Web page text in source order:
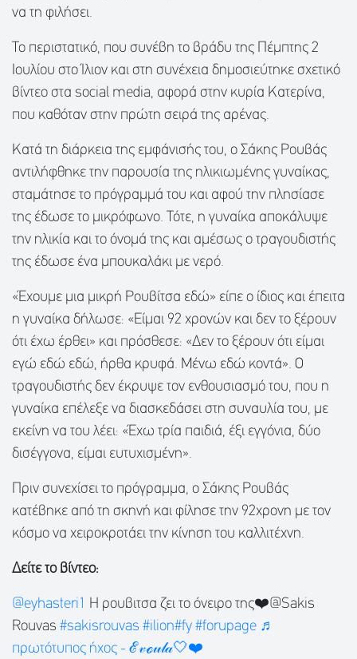
να τη φιλήσει.
Το περιστατικό, που συνέβη το βράδυ της Πέμπτης 2
Ιουλίου στο Ίλιον και στη συνέχεια δημοσιεύτηκε σχετικό
βίντεο στα social media, αφορά στην κυρία Κατερίνα,
που καθόταν στην πρώτη σειρά της αρένας.
Κατά τη διάρκεια της εμφάνισής του, ο Σάκης Ρουβάς
αντιλήφθηκε την παρουσία της ηλικιωμένης γυναίκας,
σταμάτησε το πρόγραμμά του και αφού την πλησίασε
της έδωσε το μικρόφωνο. Τότε, η γυναίκα αποκάλυψε
την ηλικία και το όνομά της και αμέσως ο τραγουδιστής
της έδωσε ένα μπουκαλάκι με νερό.
«Έχουμε μια μικρή Ρουβίτσα εδώ» είπε ο ίδιος και έπειτα
η γυναίκα δήλωσε: «Είμαι 92 χρονών και δεν το ξέρουν
ότι έχω έρθει» και πρόσθεσε: «Δεν το ξέρουν ότι είμαι
εγώ εδώ εδώ, ήρθα κρυφά. Μένω εδώ κοντά». Ο
τραγουδιστής δεν έκρυψε τον ενθουσιασμό του, που η
γυναίκα επέλεξε να διασκεδάσει στη συναυλία του, με
εκείνη να του λέει: «Έχω τρία παιδιά, έξι εγγόνια, δύο
δισέγγονα, είμαι ευτυχισμένη».
Πριν συνεχίσει το πρόγραμμα, ο Σάκης Ρουβάς
κατέβηκε από τη σκηνή και φίλησε την 92χρονη με τον
κόσμο να χειροκροτάει την κίνηση του καλλιτέχνη.
Δείτε το βίντεο:
@eyhasteri1 Η ρουβιτσα ζει το όνειρο της❤️@Sakis
Rouvas #sakisrouvas #ilion#fy #forupage ♬
πρωτότυπος ήχος - ℰ𝓋ℴ𝓊𝓁𝒶🤍❤️